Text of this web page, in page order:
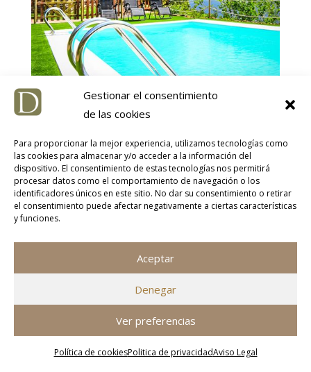
Gestionar el consentimiento
de las cookies
Para proporcionar la mejor experiencia, utilizamos tecnologías como
las cookies para almacenar y/o acceder a la información del
dispositivo. El consentimiento de estas tecnologías nos permitirá
procesar datos como el comportamiento de navegación o los
identificadores únicos en este sitio. No dar su consentimiento o retirar
el consentimiento puede afectar negativamente a ciertas características
y funciones.
Aceptar
Denegar
Ver preferencias
Política de cookiesPolitica de privacidadAviso Legal